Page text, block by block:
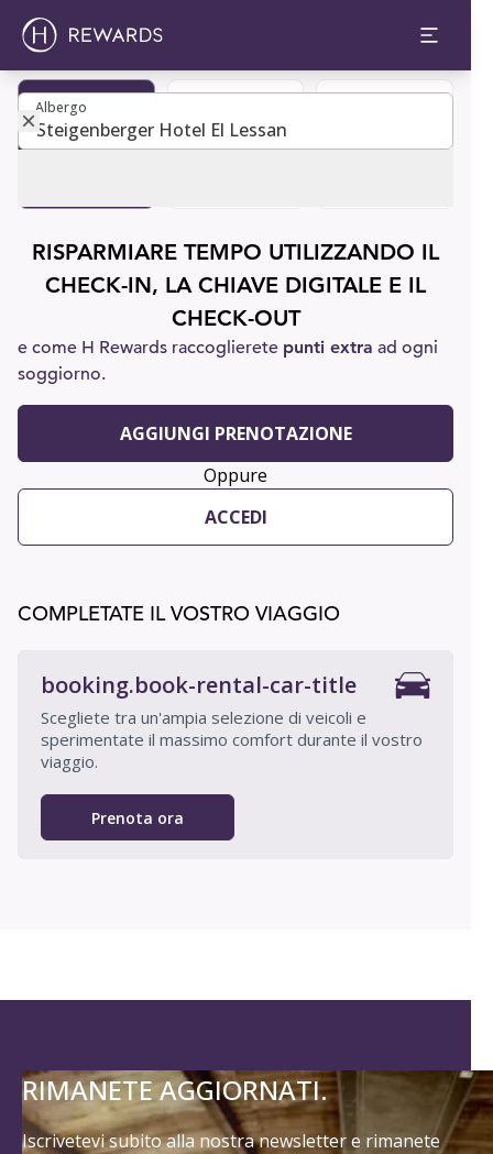
Albergo
Albergo
RISPARMIARE TEMPO UTILIZZANDO IL
CHECK-IN, LA CHIAVE DIGITALE E IL
CHECK-OUT
e come H Rewards raccoglierete punti extra ad ogni
soggiorno.
AGGIUNGI PRENOTAZIONE
Oppure
ACCEDI
COMPLETATE IL VOSTRO VIAGGIO
booking.book-rental-car-title
Scegliete tra un'ampia selezione di veicoli e
sperimentate il massimo comfort durante il vostro
viaggio.
Prenota ora
RIMANETE AGGIORNATI.
Iscrivetevi subito alla nostra newsletter e rimanete